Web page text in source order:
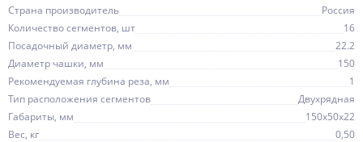
Страна производитель
Россия
Количество сегментов, шт
16
Посадочный диаметр, мм
22.2
Диаметр чашки, мм
150
Рекомендуемая глубина реза, мм
1
Тип расположения сегментов
Двухрядная
Габариты, мм
150х50х22
Вес, кг
0,50